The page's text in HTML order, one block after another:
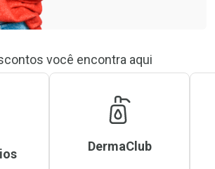
você encontra aqui
DermaClub